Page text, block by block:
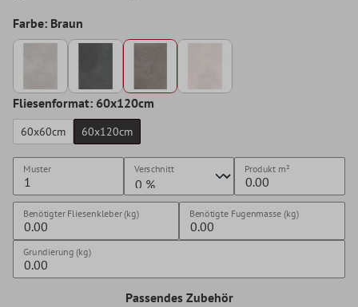
Farbe: Braun
Fliesenformat: 60x120cm
60x60cm 60x120cm
Muster Verschnitt Produkt m²
Benötigter Fliesenkleber (kg) Benötigte Fugenmasse (kg)
Grundierung (kg)
Passendes Zubehör